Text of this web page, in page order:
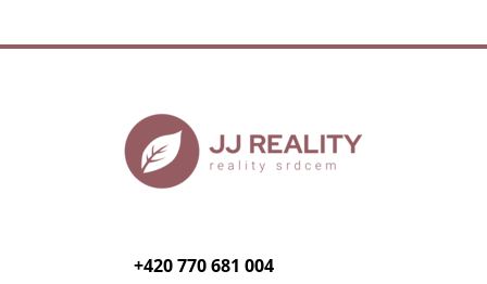
+420 770 681 004